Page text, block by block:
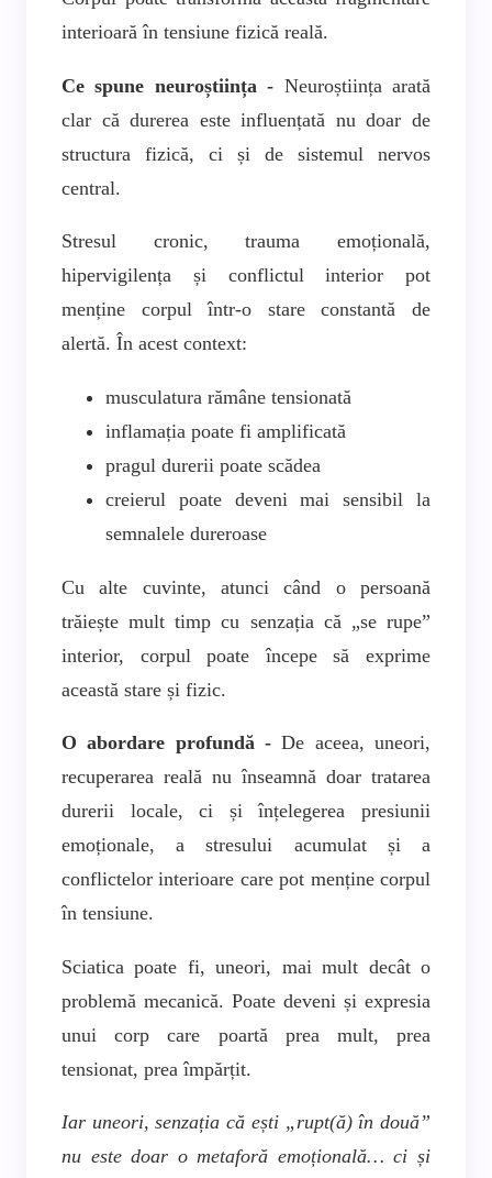
interioară în tensiune fizică reală.
Ce spune neuroștiința - Neuroștiința arată
clar că durerea este influențată nu doar de
structura fizică, ci și de sistemul nervos
central.
Stresul cronic, trauma emoțională,
hipervigilența și conflictul interior pot
menține corpul într-o stare constantă de
alertă. În acest context:
musculatura rămâne tensionată
inflamația poate fi amplificată
pragul durerii poate scădea
creierul poate deveni mai sensibil la
semnalele dureroase
Cu alte cuvinte, atunci când o persoană
trăiește mult timp cu senzația că „se rupe”
interior, corpul poate începe să exprime
această stare și fizic.
O abordare profundă -De aceea, uneori,
recuperarea reală nu înseamnă doar tratarea
durerii locale, ci și înțelegerea presiunii
emoționale, a stresului acumulat și a
conflictelor interioare care pot menține corpul
în tensiune.
Sciatica poate fi, uneori, mai mult decât o
problemă mecanică. Poate deveni și expresia
unui corp care poartă prea mult, prea
tensionat, prea împărțit.
Iar uneori, senzația că ești „rupt(ă) în două”
nu este doar o metaforă emoțională… ci și